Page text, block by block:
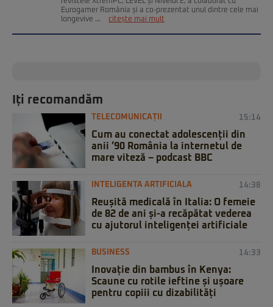
revistele XtremPC, LEVEL și Nivelul 2, a colaborat cu
Eurogamer România și a co-prezentat unul dintre cele mai
longevive ...
citește mai mult
Iți recomandăm
TELECOMUNICAȚII 15:14
Cum au conectat adolescenții din
anii ’90 România la internetul de
mare viteză – podcast BBC
INTELIGENTA ARTIFICIALA 14:38
Reușită medicală în Italia: O femeie
de 82 de ani și-a recăpătat vederea
cu ajutorul inteligenței artificiale
BUSINESS 14:33
Inovație din bambus în Kenya:
Scaune cu rotile ieftine și ușoare
pentru copiii cu dizabilități